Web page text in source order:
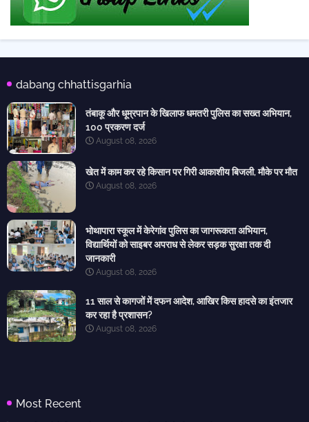
dabang chhattisgarhia
तंबाकू और धूम्रपान के खिलाफ धमतरी पुलिस का सख्त अभियान,
100 प्रकरण दर्ज
August 08, 2026
खेत में काम कर रहे किसान पर गिरी आकाशीय बिजली, मौके पर मौत
August 08, 2026
भोथापारा स्कूल में केरेगांव पुलिस का जागरूकता अभियान,
विद्यार्थियों को साइबर अपराध से लेकर सड़क सुरक्षा तक दी
जानकारी
August 08, 2026
11 साल से कागजों में दफन आदेश, आखिर किस हादसे का इंतजार
कर रहा है प्रशासन?
August 08, 2026
Most Recent